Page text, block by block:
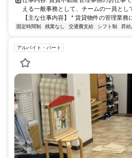
える一般事務として、チームの一員とし
【主な仕事内容】 * 賃貸物件の管理業
固定時間制 残業なし 交通費支給 シフト制 昇給
アルバイト・パート